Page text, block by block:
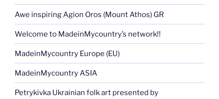
Awe inspiring Agion Oros (Mount Athos) GR
Welcome to MadeinMycountry’s network!!
MadeinMycountry Europe (EU)
MadeinMycountry ASIA
Petrykivka Ukrainian folk art presented by